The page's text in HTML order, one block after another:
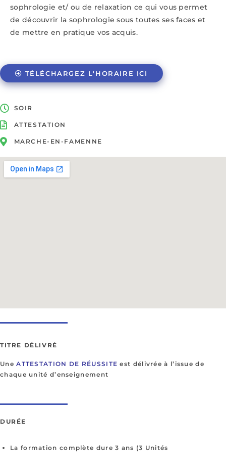
sophrologie et/ ou de relaxation ce qui vous permet
de découvrir la sophrologie sous toutes ses faces et
de mettre en pratique vos acquis.
TÉLÉCHARGEZ L'HORAIRE ICI
SOIR
ATTESTATION
MARCHE-EN-FAMENNE
TITRE DÉLIVRÉ
UneATTESTATION DE RÉUSSITEest délivrée à l’issue de
chaque unité d’enseignement
DURÉE
La formation complète dure 3 ans (3 Unités